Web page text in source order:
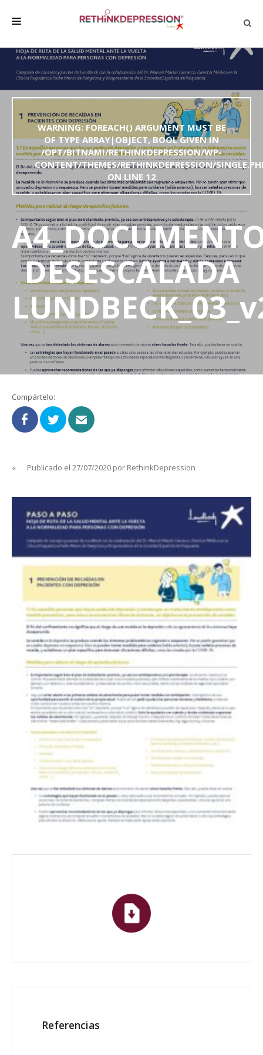
QUIÉNES SOMOS
ACERCA DE LA DEPRESIÓN
BIENESTAR
FAMILIA Y AMIGOS
EMPRESA
DEPRESSÃO SEM RODEIOS
WARNING: FOREACH() ARGUMENT MUST BE
OF TYPE ARRAY|OBJECT, BOOL GIVEN IN
/OPT/BITNAMI/RETHINKDEPRESSION/WP-
CONTENT/THEMES/RETHINKDEPRESSION/
ON LINE 12
DESESCALADA
Compártelo:
« Publicado el 27/07/2020 por RethinkDepression
Referencias